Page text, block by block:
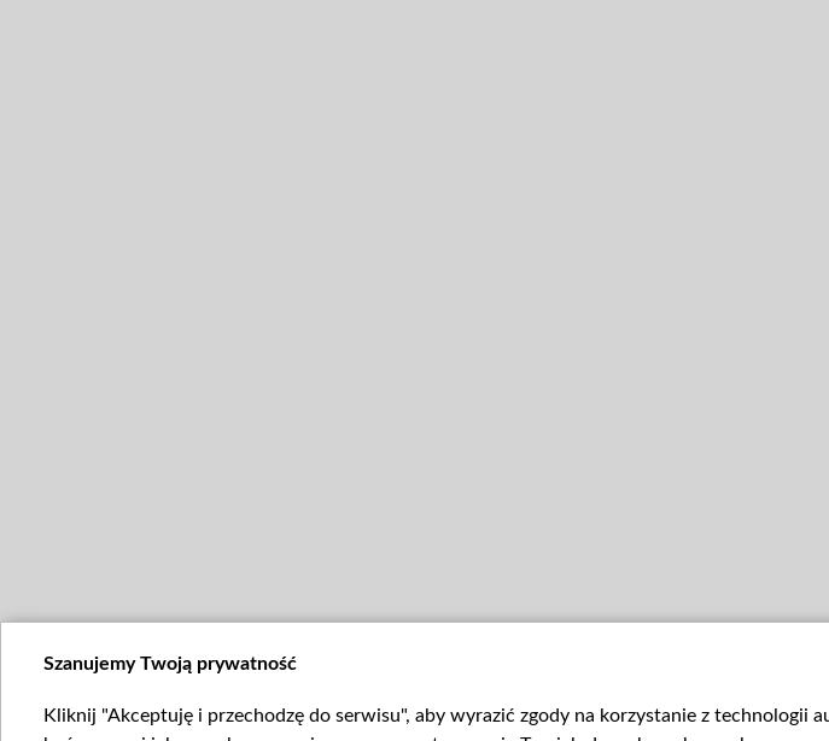
Szanujemy Twoją prywatność
Kliknij "Akceptuję i przechodzę do serwisu", aby wyrazić zgody na korzystanie z